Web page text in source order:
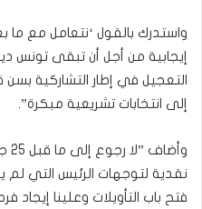
إيجابية من أجل أن تبقى تونس
التعجيل في إطار التشاركية
إلى انتخابات تشريعية مبكرة”.
نقدية لتوجهات الرئيس التي
فتح باب التأويلات وعلينا إيجاد